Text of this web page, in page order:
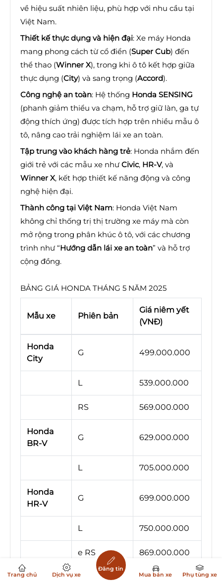
về hiệu suất nhiên liệu, phù hợp với nhu cầu tại
Việt Nam.
Thiết kế thực dụng và hiện đại: Xe máy Honda
mang phong cách từ cổ điển (Super Cub) đến
thể thao (Winner X), trong khi ô tô kết hợp giữa
thực dụng (City) và sang trọng (Accord).
Công nghệ an toàn: Hệ thống Honda SENSING
(phanh giảm thiểu va chạm, hỗ trợ giữ làn, ga tự
động thích ứng) được tích hợp trên nhiều mẫu ô
tô, nâng cao trải nghiệm lái xe an toàn.
Tập trung vào khách hàng trẻ: Honda nhắm đến
giới trẻ với các mẫu xe như Civic, HR-V, và
Winner X, kết hợp thiết kế năng động và công
nghệ hiện đại.
Thành công tại Việt Nam: Honda Việt Nam
không chỉ thống trị thị trường xe máy mà còn
mở rộng trong phân khúc ô tô, với các chương
trình như “Hướng dẫn lái xe an toàn” và hỗ trợ
cộng đồng.
BẢNG GIÁ HONDA THÁNG 5 NĂM 2025
Mẫu xe Phiên bản
Giá niêm yết
(VNĐ)
Honda
City
G 499.000.000
L 539.000.000
RS 569.000.000
Honda
BR-V
G 629.000.000
L 705.000.000
Honda
HR-V
G 699.000.000
L 750.000.000
e RS 869.000.000
Honda
Trang chủ Dịch vụ xe
Đăng tin
Mua bán xe
Phụ tùng xe